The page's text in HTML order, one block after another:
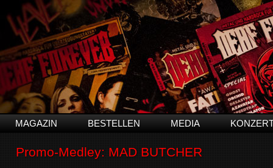
MAGAZIN BESTELLEN MEDIA
Promo-Medley: MAD BUTCHER